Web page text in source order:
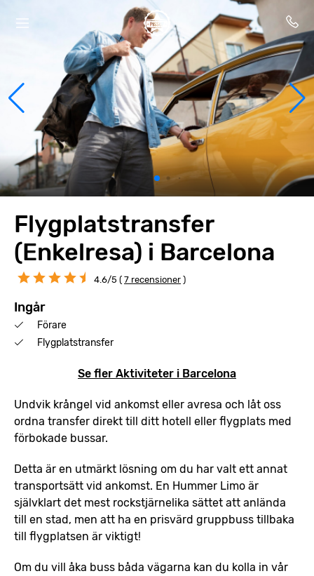
Flygplatstransfer
(Enkelresa) i Barcelona
4.6/5 ( 7 recensioner )
Ingår
Förare
Flygplatstransfer
Se fler Aktiviteter i Barcelona
Undvik krångel vid ankomst eller avresa och låt oss
ordna transfer direkt till ditt hotell eller flygplats med
förbokade bussar.
Detta är en utmärkt lösning om du har valt ett annat
transportsätt vid ankomst. En Hummer Limo är
självklart det mest rockstjärnelika sättet att anlända
till en stad, men att ha en prisvärd gruppbuss tillbaka
till flygplatsen är viktigt!
Om du vill åka buss båda vägarna kan du kolla in vår